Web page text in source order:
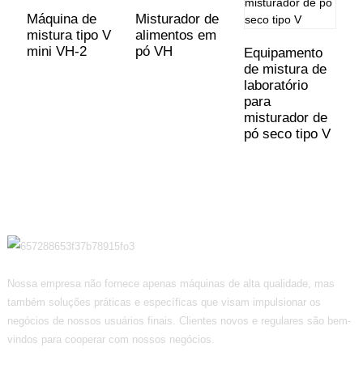
Máquina de
mistura tipo V
mini VH-2
Misturador de
alimentos em
pó VH
Equipamento
de mistura de
laboratório
para
misturador de
pó seco tipo V
Nossa empresa não fornece apenas máquinas de alta qualidade, mas
também soluções práticas e específicas que visam impulsionar os
negócios de nossos usuários finais. Clientes novos e regulares são bem-
vindos para cooperar com nossos negócios.